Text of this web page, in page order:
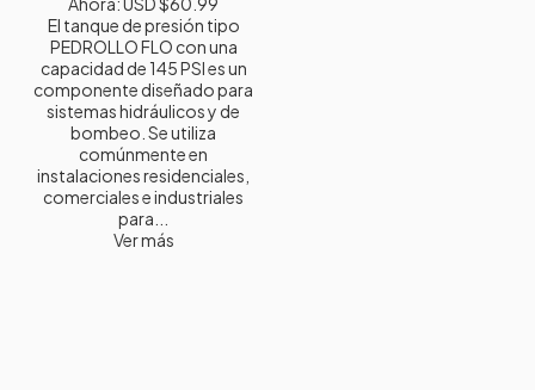
El tanque de presión tipo
PEDROLLO FLO con una
capacidad de 145 PSI es un
componente diseñado para
sistemas hidráulicos y de
bombeo. Se utiliza
comúnmente en
instalaciones residenciales,
comerciales e industriales
para...
Ver más